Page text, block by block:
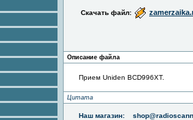
Скачать файл:
Описание файла
Прием Uniden BCD996XT.
Цитата
Наш магазин: